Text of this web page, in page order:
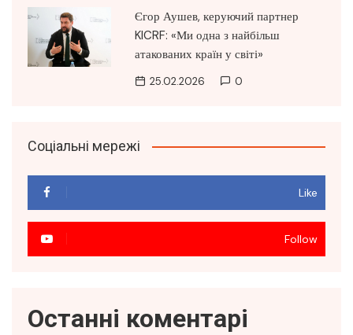
Єгор Аушев, керуючий партнер
KICRF: «Ми одна з найбільш
атакованих країн у світі»
25.02.2026 0
Соціальні мережі
Like
Follow
Останні коментарі